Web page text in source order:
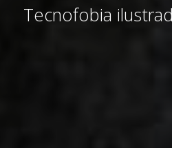
Tecnofobia